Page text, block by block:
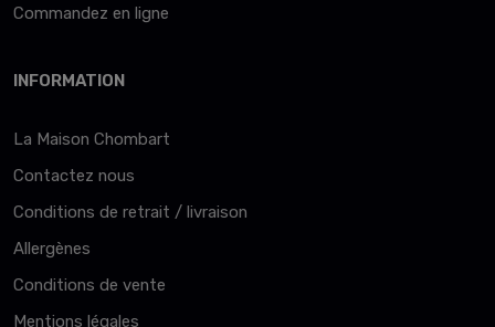
Commandez en ligne
INFORMATION
La Maison Chombart
Contactez nous
Conditions de retrait / livraison
Allergènes
Conditions de vente
Mentions légales